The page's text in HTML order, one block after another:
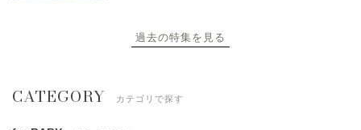
過去の特集を見る
CATEGORY カテゴリで探す